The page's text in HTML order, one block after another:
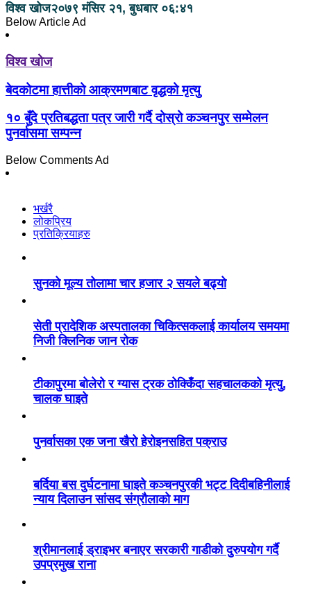
विश्व खोज२०७९ मंसिर २१, बुधबार ०६:४१
Below Article Ad
विश्व खोज
बेदकोटमा हात्तीको आक्रमणबाट वृद्धको मृत्यु
१० बुँदे प्रतिबद्धता पत्र जारी गर्दै दोस्रो कञ्चनपुर सम्मेलन
पुनर्वासमा सम्पन्न
Below Comments Ad
भर्खरै
लोकप्रिय
प्रतिक्रियाहरु
सुनको मूल्य तोलामा चार हजार २ सयले बढ्यो
सेती प्रादेशिक अस्पतालका चिकित्सकलाई कार्यालय समयमा
निजी क्लिनिक जान रोक
टीकापुरमा बोलेरो र ग्यास ट्रक ठोक्किँदा सहचालकको मृत्यु,
चालक घाइते
पुनर्वासका एक जना खैरो हेरोइनसहित पक्राउ
बर्दिया बस दुर्घटनामा घाइते कञ्चनपुरकी भट्ट दिदीबहिनीलाई
न्याय दिलाउन सांसद संग्रौलाको माग
श्रीमानलाई ड्राइभर बनाएर सरकारी गाडीको दुरुपयोग गर्दै
उपप्रमुख राना